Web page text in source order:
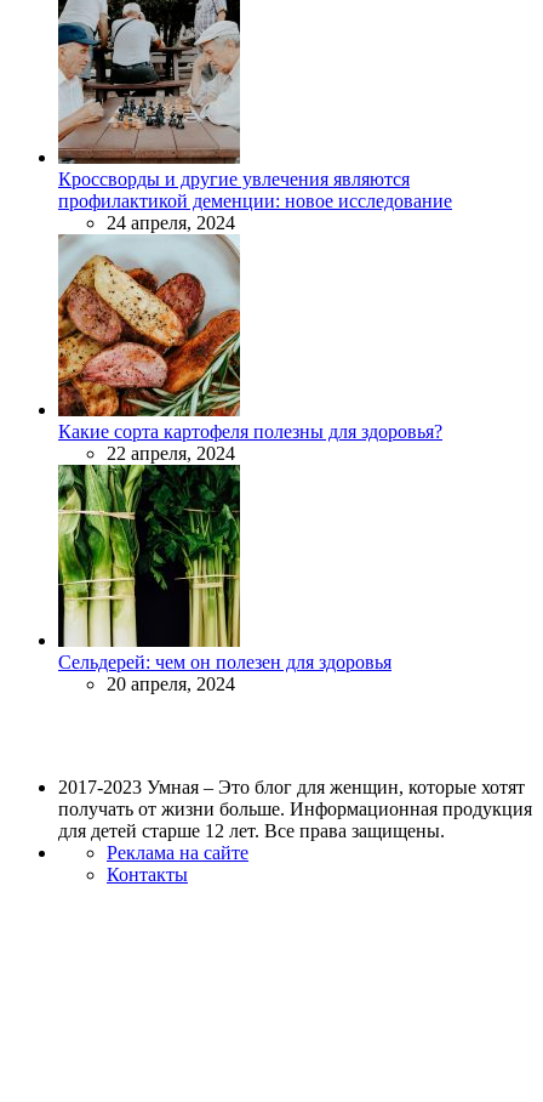
Кроссворды и другие увлечения являются
профилактикой деменции: новое исследование
24 апреля, 2024
Какие сорта картофеля полезны для здоровья?
22 апреля, 2024
Сельдерей: чем он полезен для здоровья
20 апреля, 2024
2017-2023 Умная – Это блог для женщин, которые хотят
получать от жизни больше. Информационная продукция
для детей старше 12 лет. Все права защищены.
Реклама на сайте
Контакты